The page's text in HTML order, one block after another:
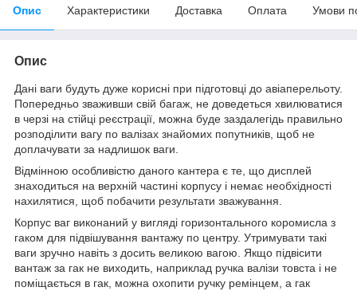
Опис Характеристики Доставка Оплата Умови
Опис
Дані ваги будуть дуже корисні при підготовці до авіаперельоту.
Попередньо зваживши свій багаж, не доведеться хвилюватися
в черзі на стійці реєстрації, можна буде заздалегідь правильно
розподілити вагу по валізах знайомих попутників, щоб не
доплачувати за надлишок ваги.
Відмінною особливістю даного кантера є те, що дисплей
знаходиться на верхній частині корпусу і немає необхідності
нахилятися, щоб побачити результати зважування.
Корпус ваг виконаний у вигляді горизонтального коромисла з
гаком для підвішування вантажу по центру. Утримувати такі
ваги зручно навіть з досить великою вагою. Якщо підвісити
вантаж за гак не виходить, наприклад ручка валізи товста і не
поміщається в гак, можна охопити ручку ремінцем, а гак